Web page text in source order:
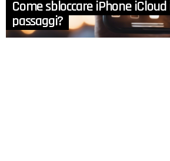
Come sbloccare iPhone
passaggi?